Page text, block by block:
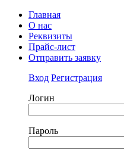
Главная
О нас
Реквизиты
Прайс-лист
Отправить заявку
Вход Регистрация
Логин
Пароль